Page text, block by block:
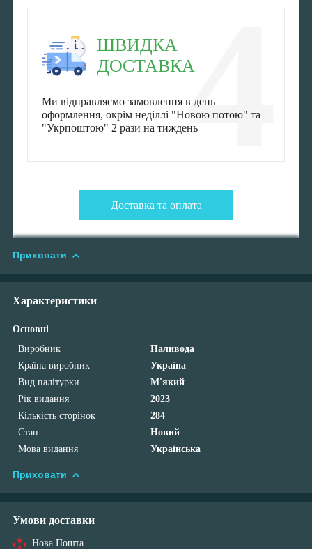
4
ШВИДКА
ДОСТАВКА
Ми відправляємо замовлення в день
оформлення, окрім неділлі "Новою потою" та
"Укрпоштою" 2 рази на тиждень
Доставка та оплата
Приховати
Характеристики
Основні
Виробник
Паливода
Країна виробник
Україна
Вид палітурки
М'який
Рік видання
2023
Кількість сторінок
284
Стан
Новий
Мова видання
Українська
Приховати
Умови доставки
Нова Пошта